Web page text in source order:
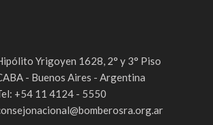
Yrigoyen 1628, 2° y 3° Piso
- Buenos Aires - Argentina
+54 11 4124 - 5550